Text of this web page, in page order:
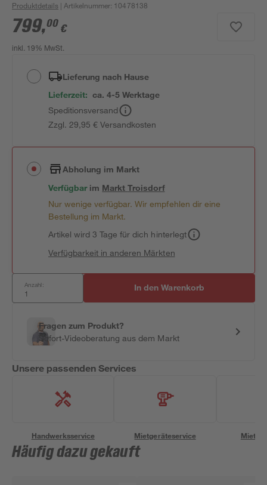
Produktdetails | Artikelnummer: 10478138
799,00 €
inkl. 19% MwSt.
Lieferung nach Hause
Lieferzeit: ca. 4-5 Werktage
Speditionsversand
Zzgl. 29,95 € Versandkosten
Abholung im Markt
Verfügbar im MarktTroisdorf
Nur wenige verfügbar. Wir empfehlen dir eine
Bestellung im Markt.
Artikel wird 3 Tage für dich hinterlegt
Verfügbarkeit in anderen Märkten
Anzahl: In den Warenkorb
Fragen zum Produkt?
Sofort-Videoberatung aus dem Markt
Unsere passenden Services
Handwerksservice Mietgeräteservice
Häufig dazu gekauft